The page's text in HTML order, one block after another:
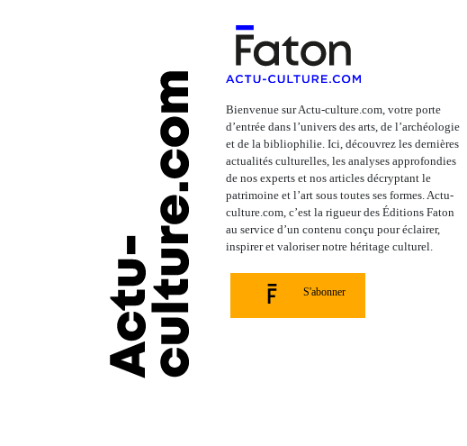
Bienvenue sur Actu-culture.com, votre porte
d’entrée dans l’univers des arts, de l’archéologie
et de la bibliophilie. Ici, découvrez les dernières
actualités culturelles, les analyses approfondies
de nos experts et nos articles décryptant le
patrimoine et l’art sous toutes ses formes. Actu-
culture.com, c’est la rigueur des Éditions Faton
au service d’un contenu conçu pour éclairer,
inspirer et valoriser notre héritage culturel.
S'abonner